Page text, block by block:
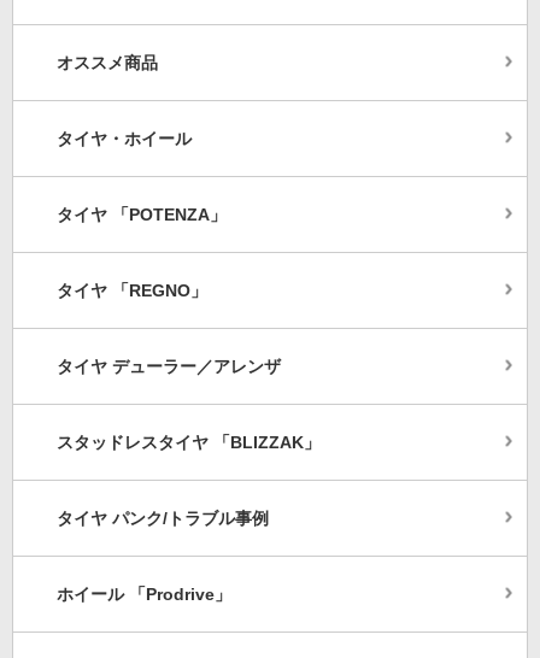
オススメ商品
タイヤ・ホイール
タイヤ 「POTENZA」
タイヤ 「REGNO」
タイヤ デューラー／アレンザ
スタッドレスタイヤ 「BLIZZAK」
タイヤ パンク/トラブル事例
ホイール 「Prodrive」